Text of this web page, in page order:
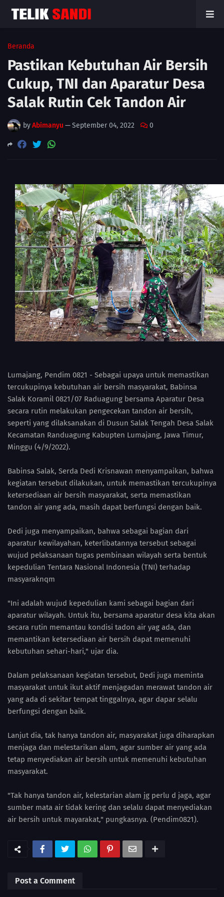
Beranda
Pastikan Kebutuhan Air Bersih
Cukup, TNI dan Aparatur Desa
Salak Rutin Cek Tandon Air
byAbimanyu —September 04, 2022 0
Lumajang, Pendim 0821 - Sebagai upaya untuk memastikan
tercukupinya kebutuhan air bersih masyarakat, Babinsa
Salak Koramil 0821/07 Raduagung bersama Aparatur Desa
secara rutin melakukan pengecekan tandon air bersih,
seperti yang dilaksanakan di Dusun Salak Tengah Desa Salak
Kecamatan Randuagung Kabupten Lumajang, Jawa Timur,
Minggu (4/9/2022).
Babinsa Salak, Serda Dedi Krisnawan menyampaikan, bahwa
kegiatan tersebut dilakukan, untuk memastikan tercukupinya
ketersediaan air bersih masyarakat, serta memastikan
tandon air yang ada, masih dapat berfungsi dengan baik.
Dedi juga menyampaikan, bahwa sebagai bagian dari
aparatur kewilayahan, keterlibatannya tersebut sebagai
wujud pelaksanaan tugas pembinaan wilayah serta bentuk
kepedulian Tentara Nasional Indonesia (TNI) terhadap
masyaraknqm
"Ini adalah wujud kepedulian kami sebagai bagian dari
aparatur wilayah. Untuk itu, bersama aparatur desa kita akan
secara rutin memantau kondisi tadon air yag ada, dan
memantikan ketersediaan air bersih dapat memenuhi
kebutuhan sehari-hari," ujar dia.
Dalam pelaksanaan kegiatan tersebut, Dedi juga meminta
masyarakat untuk ikut aktif menjagadan merawat tandon air
yang ada di sekitar tempat tinggalnya, agar dapar selalu
berfungsi dengan baik.
Lanjut dia, tak hanya tandon air, masyarakat juga diharapkan
menjaga dan melestarikan alam, agar sumber air yang ada
tetap menyediakan air bersih untuk memenuhi kebutuhan
masyarakat.
"Tak hanya tandon air, kelestarian alam jg perlu d jaga, agar
sumber mata air tidak kering dan selalu dapat menyediakan
air bersih untuk mayarakat," pungkasnya. (Pendim0821).
Post a Comment